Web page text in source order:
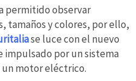
permitido observar
tamaños y colores, por ello,
se luce con el nuevo
impulsado por un sistema
un motor eléctrico.